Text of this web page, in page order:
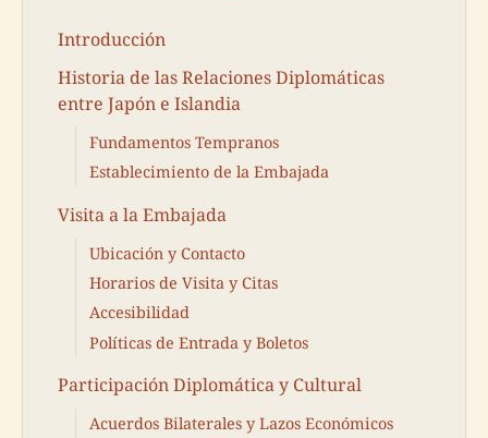
Introducción
Historia de las Relaciones Diplomáticas
entre Japón e Islandia
Fundamentos Tempranos
Establecimiento de la Embajada
Visita a la Embajada
Ubicación y Contacto
Horarios de Visita y Citas
Accesibilidad
Políticas de Entrada y Boletos
Participación Diplomática y Cultural
Acuerdos Bilaterales y Lazos Económicos